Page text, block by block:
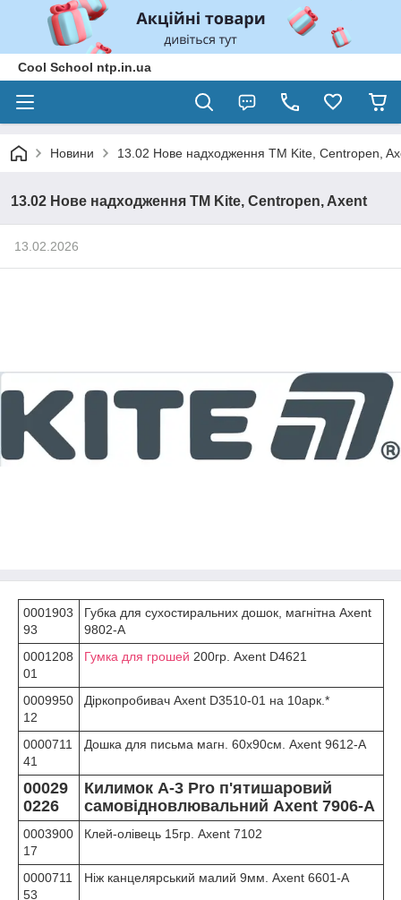
Cool School ntp.in.ua
Новини 13.02 Нове надходження ТМ Kite, Centropen,
13.02 Нове надходження ТМ Kite, Centropen, Axent
13.02.2026
0001903
93
Губка для сухостиральних дошок, магнітна Axent
9802-A
0001208
01
Гумка для грошей 200гр. Axent D4621
0009950
12
Діркопробивач Axent D3510-01 на 10арк.*
0000711
41
Дошка для письма магн. 60x90см. Axent 9612-A
00029
0226
Килимок А-3 Pro п'ятишаровий
самовідновлювальний Axent 7906-A
0003900
17
Клей-олівець 15гр. Axent 7102
0000711
53
Ніж канцелярський малий 9мм. Axent 6601-A